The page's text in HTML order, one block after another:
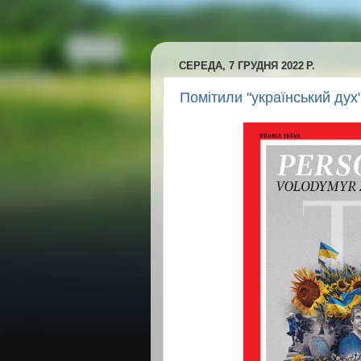
СЕРЕДА, 7 ГРУДНЯ 2022 Р.
Помітили "український